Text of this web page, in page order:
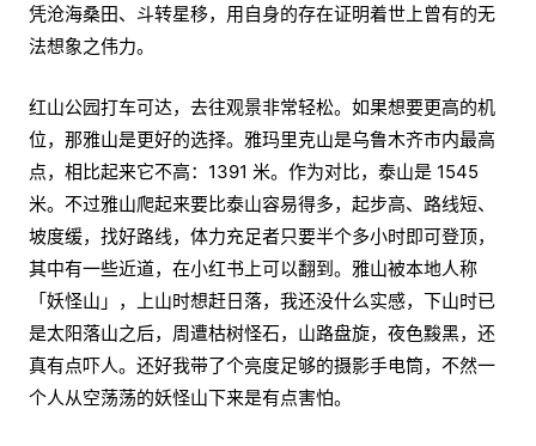
凭沧海桑田、斗转星移，用自身的存在证明着世上曾有的无
法想象之伟力。
红山公园打车可达，去往观景非常轻松。如果想要更高的机
位，那雅山是更好的选择。雅玛里克山是乌鲁木齐市内最高
点，相比起来它不高：1391 米。作为对比，泰山是 1545
米。不过雅山爬起来要比泰山容易得多，起步高、路线短、
坡度缓，找好路线，体力充足者只要半个多小时即可登顶，
其中有一些近道，在小红书上可以翻到。雅山被本地人称
「妖怪山」，上山时想赶日落，我还没什么实感，下山时已
是太阳落山之后，周遭枯树怪石，山路盘旋，夜色黢黑，还
真有点吓人。还好我带了个亮度足够的摄影手电筒，不然一
个人从空荡荡的妖怪山下来是有点害怕。